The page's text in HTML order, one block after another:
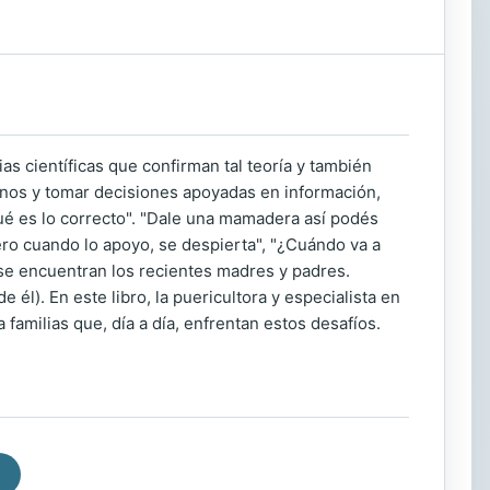
científicas que confirman tal teoría y también
y tomar decisiones apoyadas en información,
es lo correcto". "Dale una mamadera así podés
cuando lo apoyo, se despierta", "¿Cuándo va a
encuentran los recientes madres y padres.
él). En este libro, la puericultora y especialista en
que, día a día, enfrentan estos desafíos.